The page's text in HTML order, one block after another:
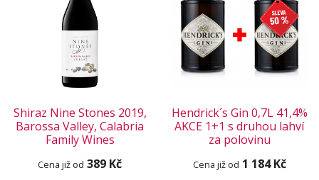
Shiraz Nine Stones 2019,
Barossa Valley, Calabria
Family Wines
Cena již od 389 Kč
Hendrick´s Gin 0,7L 41,4%
AKCE 1+1 s druhou lahví
za polovinu
Cena již od 1 184 Kč